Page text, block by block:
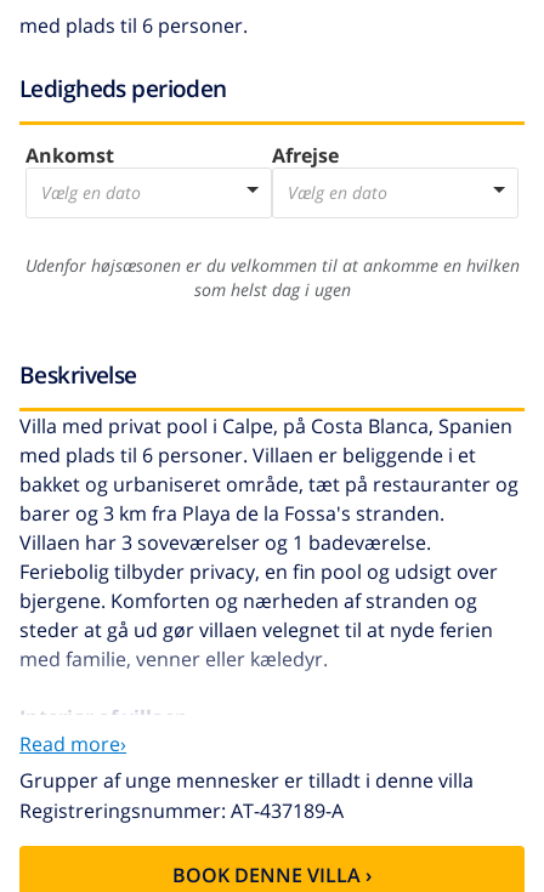
med plads til 6 personer.
Ledigheds perioden
Ankomst
Vælg en dato
Afrejse
Vælg en dato
Udenfor højsæsonen er du velkommen til at ankomme en hvilken
som helst dag i ugen
Beskrivelse
Villa med privat pool i Calpe, på Costa Blanca, Spanien
med plads til 6 personer. Villaen er beliggende i et
bakket og urbaniseret område, tæt på restauranter og
barer og 3 km fra Playa de la Fossa's stranden.
Villaen har 3 soveværelser og 1 badeværelse.
Feriebolig tilbyder privacy, en fin pool og udsigt over
bjergene. Komforten og nærheden af stranden og
steder at gå ud gør villaen velegnet til at nyde ferien
med familie, venner eller kæledyr.
Interiør af villaen
stue med tv
3 soveværelser og 1 badeværelse
Read more›
Grupper af unge mennesker er tilladt i denne villa
Registreringsnummer: AT-437189-A
BOOK DENNE VILLA ›